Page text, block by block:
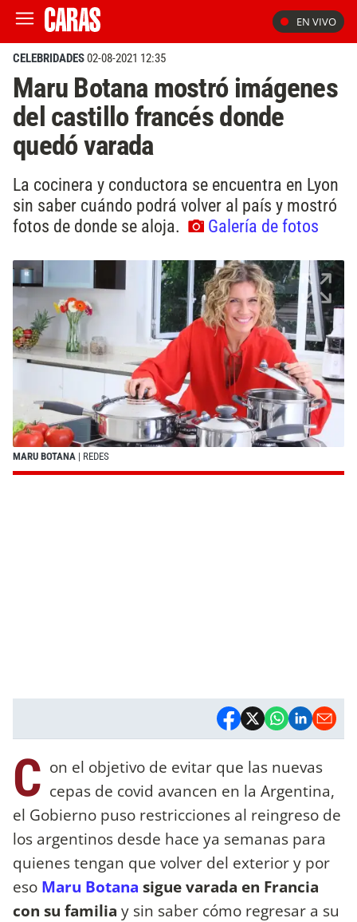
EN VIVO
CELEBRIDADES02-08-2021 12:35
Maru Botana mostró imágenes
del castillo francés donde
quedó varada
La cocinera y conductora se encuentra en Lyon
sin saber cuándo podrá volver al país y mostró
fotos de donde se aloja.
Galería de fotos
MARU BOTANA | REDES
C on el objetivo de evitar que las nuevas
cepas de covid avancen en la Argentina,
el Gobierno puso restricciones al reingreso de
los argentinos desde hace ya semanas para
quienes tengan que volver del exterior y por
eso Maru Botana sigue varada en Francia
con su familia y sin saber cómo regresar a su